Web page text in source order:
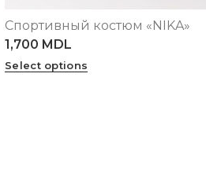
XS S M L XL
Спортивный костюм «NIKA»
1,700 MDL
Select options